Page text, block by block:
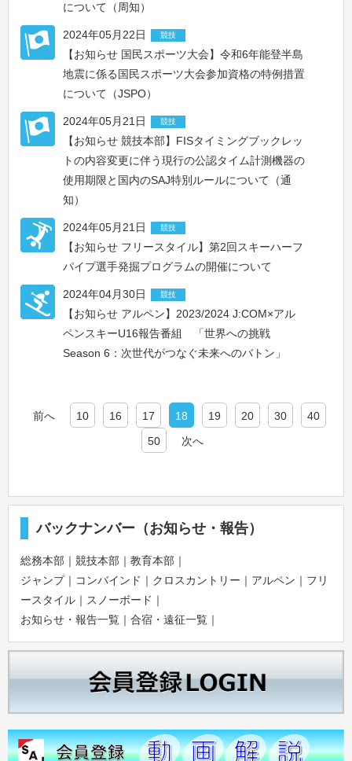
について（周知）
2024年05月22日 競技
【お知らせ 国民スポーツ大会】令和6年能登半島
地震に係る国民スポーツ大会参加資格の特例措置
について（JSPO）
2024年05月21日 競技
【お知らせ 競技本部】FISタイミングブックレッ
トの内容変更に伴う現行の公認タイム計測機器の
使用期限と国内のSAJ特別ルールについて（通
知）
2024年05月21日 競技
【お知らせ フリースタイル】第2回スキーハーフ
パイプ選手発掘プログラムの開催について
2024年04月30日 競技
【お知らせ アルペン】2023/2024 J:COM×アル
ペンスキーU16報告番組 「世界への挑戦
Season 6：次世代がつなぐ未来へのバトン」
前へ 10 16 17 18 19 20 30
40
50
次へ
バックナンバー（お知らせ・報告）
総務本部 ｜ 競技本部 ｜ 教育本部 ｜
ジャンプ｜ コンバインド ｜ クロスカントリー ｜ アルペン ｜ フリ
ースタイル ｜ スノーボード ｜
お知らせ・報告一覧 ｜ 合宿・遠征一覧 ｜